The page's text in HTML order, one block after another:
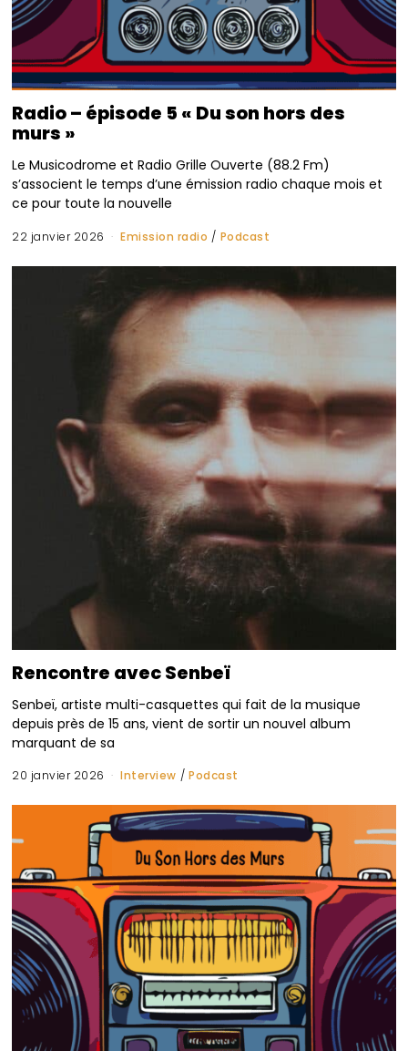
Radio – épisode 5 « Du son hors des
murs »
Le Musicodrome et Radio Grille Ouverte (88.2 Fm)
s’associent le temps d’une émission radio chaque mois et
ce pour toute la nouvelle
22 janvier 2026 Emission radio / Podcast
Rencontre avec Senbeï
Senbeï, artiste multi-casquettes qui fait de la musique
depuis près de 15 ans, vient de sortir un nouvel album
marquant de sa
20 janvier 2026 Interview / Podcast